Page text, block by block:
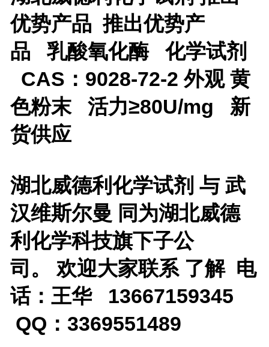
优势产品 推出优势产
品
乳酸氧化酶
化学试剂
CAS： 9028-72-2 外观 黄
色粉末
活力≥80U/mg 新
货供应
湖北威德利化学试剂 与 武
汉维斯尔曼 同为湖北威德
利化学科技旗下子公
司。 欢迎大家联系 了解 电
话：王华 13667159345
QQ：3369551489